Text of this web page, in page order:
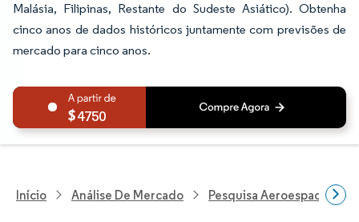
Malásia, Filipinas, Restante do Sudeste Asiático). Obtenha
cinco anos de dados históricos juntamente com previsões de
mercado para cinco anos.
4750
Início Análise De Mercado Pesquisa Aeroespacial E